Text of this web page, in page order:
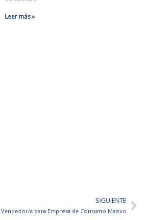
Leer más »
SIGUIENTE
Vendedor/a para Empresa de Consumo Masivo